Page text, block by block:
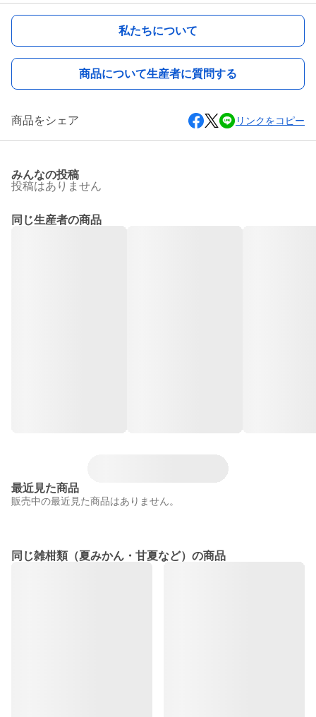
私たちについて
商品について生産者に質問する
商品をシェア リンクをコピー
みんなの投稿
投稿はありません
同じ生産者の商品
最近見た商品
販売中の最近見た商品はありません。
同じ雑柑類（夏みかん・甘夏など）の商品